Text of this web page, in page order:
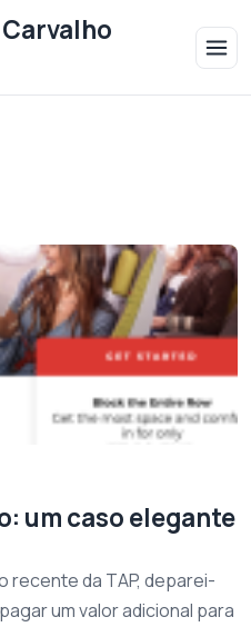
um caso elegante
recente da TAP, deparei-
um valor adicional para